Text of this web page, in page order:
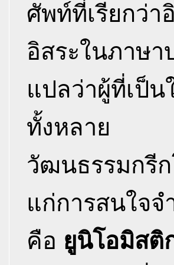
ศัพท์ที่เรียกว่า
อิสระในภาษา
แปลว่าผู้ที่เป็น
ทั้งหลาย
วัฒนธรรมกรี
แก่การสนใจจ
คือ ยูนิโอมิสติ